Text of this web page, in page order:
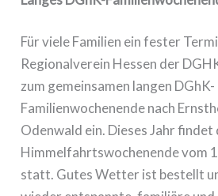
Für viele Familien ein fester
Regionalverein Hessen der
zum gemeinsamen langen DGhK-
Familienwochenende nach
Odenwald ein. Dieses Jahr findet
Himmelfahrtswochenende vom
statt. Gutes Wetter ist bestellt